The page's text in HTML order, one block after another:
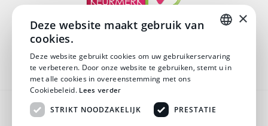
Algemene voorwaarden
DUTCH
×
Deze website maakt gebruik van
cookies.
Deze website gebruikt cookies om uw gebruikerservaring
te verbeteren. Door onze website te gebruiken, stemt u in
met alle cookies in overeenstemming met ons
Cookiebeleid. Lees verder
STRIKT NOODZAKELIJK PRESTATIE